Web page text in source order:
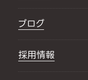
ブログ
採用情報